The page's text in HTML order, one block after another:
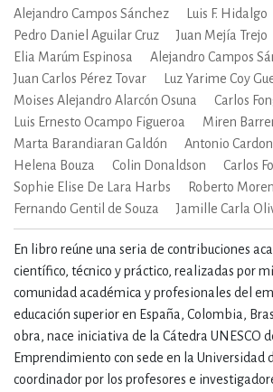
Alejandro Campos Sánchez
Luis F. Hidalgo
Pedro Daniel Aguilar Cruz
Juan Mejía Trejo
Elia Marúm Espinosa
Alejandro Campos
Juan Carlos Pérez Tovar
Luz Yarime Coy
Moises Alejandro Alarcón Osuna
Carlos
Luis Ernesto Ocampo Figueroa
Miren
Marta Barandiaran Galdón
Antonio
Helena Bouza
Colin Donaldson
Carlos
Sophie Elise De Lara Harbs
Roberto
Fernando Gentil de Souza
Jamille Carla
En libro reúne una seria de contribuciones
científico, técnico y práctico, realizadas por
comunidad académica y profesionales del
educación superior en España, Colombia,
obra, nace iniciativa de la Cátedra UNESCO
Emprendimiento con sede en la Universidad
coordinador por los profesores e